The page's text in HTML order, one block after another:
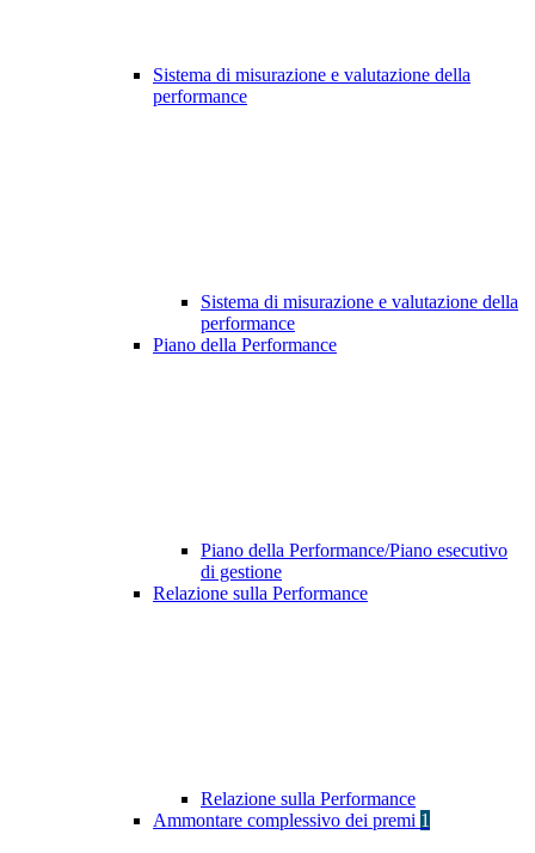
Sistema di misurazione e valutazione della
performance
Sistema di misurazione e valutazione della
performance
Piano della Performance
Piano della Performance/Piano esecutivo
di gestione
Relazione sulla Performance
Relazione sulla Performance
Ammontare complessivo dei premi 1